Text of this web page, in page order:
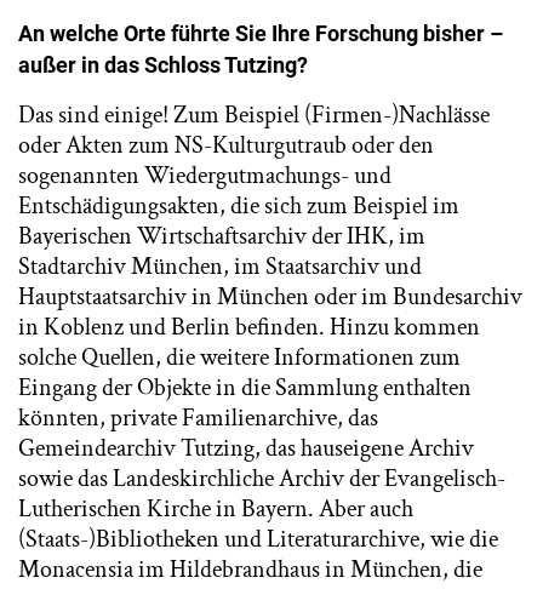
An welche Orte führte Sie Ihre Forschung bisher –
außer in das Schloss Tutzing?
Das sind einige! Zum Beispiel (Firmen-)Nachlässe
oder Akten zum NS-Kulturgutraub oder den
sogenannten Wiedergutmachungs- und
Entschädigungsakten, die sich zum Beispiel im
Bayerischen Wirtschaftsarchiv der IHK, im
Stadtarchiv München, im Staatsarchiv und
Hauptstaatsarchiv in München oder im Bundesarchiv
in Koblenz und Berlin befinden. Hinzu kommen
solche Quellen, die weitere Informationen zum
Eingang der Objekte in die Sammlung enthalten
könnten, private Familienarchive, das
Gemeindearchiv Tutzing, das hauseigene Archiv
sowie das Landeskirchliche Archiv der Evangelisch-
Lutherischen Kirche in Bayern. Aber auch
(Staats-)Bibliotheken und Literaturarchive, wie die
Monacensia im Hildebrandhaus in München, die